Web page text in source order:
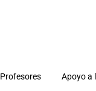
Profesores Apoyo a